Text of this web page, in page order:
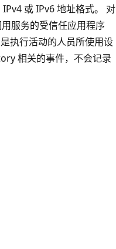
或 IPv6 地址格式。 对
服务的受信任应用程序
执行活动的人员所使用设
相关的事件，不会记录